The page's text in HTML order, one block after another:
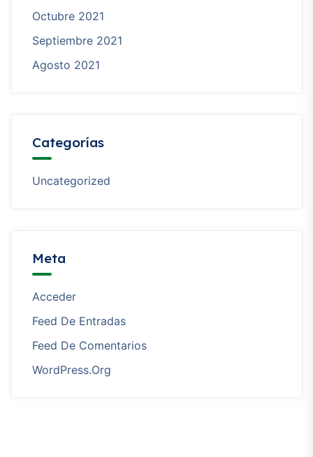
Octubre 2021
Septiembre 2021
Agosto 2021
Categorías
Uncategorized
Meta
Acceder
Feed De Entradas
Feed De Comentarios
WordPress.org